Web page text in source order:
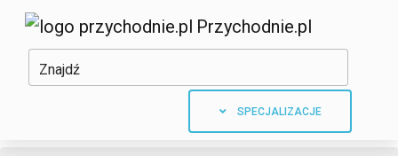
Przychodnie.pl
Znajdź
SPECJALIZACJE